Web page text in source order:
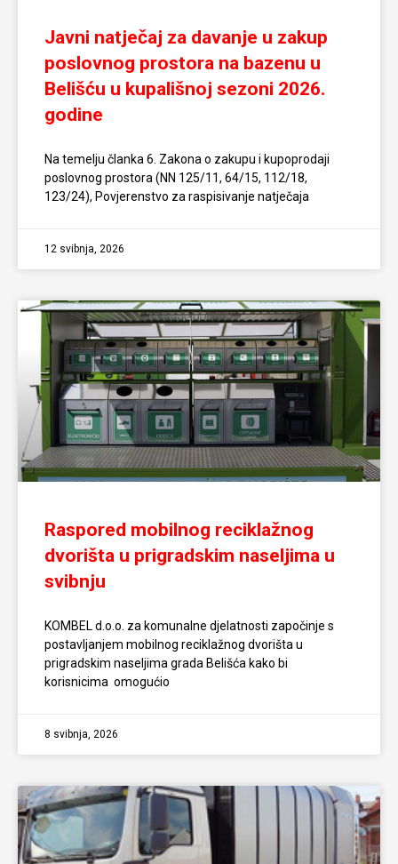
Javni natječaj za davanje u zakup
poslovnog prostora na bazenu u
Belišću u kupališnoj sezoni 2026.
godine
Na temelju članka 6. Zakona o zakupu i kupoprodaji
poslovnog prostora (NN 125/11, 64/15, 112/18,
123/24), Povjerenstvo za raspisivanje natječaja
12 svibnja, 2026
Raspored mobilnog reciklažnog
dvorišta u prigradskim naseljima u
svibnju
KOMBEL d.o.o. za komunalne djelatnosti započinje s
postavljanjem mobilnog reciklažnog dvorišta u
prigradskim naseljima grada Belišća kako bi
korisnicima omogućio
8 svibnja, 2026